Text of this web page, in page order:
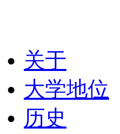
关于
大学地位
历史